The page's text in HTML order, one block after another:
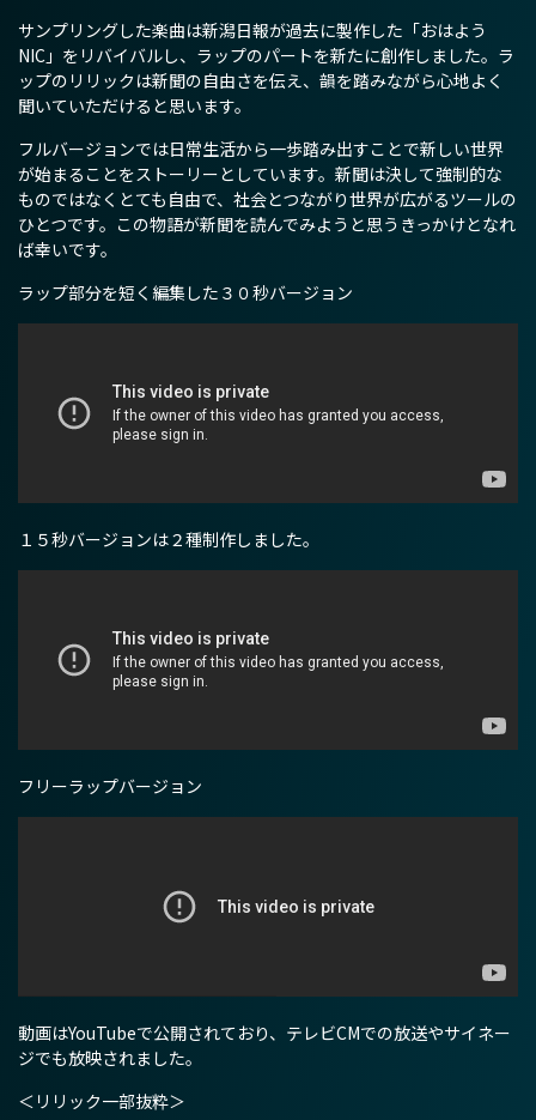
サンプリングした楽曲は新潟日報が過去に製作した「おはよう
NIC」をリバイバルし、ラップのパートを新たに創作しました。ラ
ップのリリックは新聞の自由さを伝え、韻を踏みながら心地よく
聞いていただけると思います。
フルバージョンでは日常生活から一歩踏み出すことで新しい世界
が始まることをストーリーとしています。新聞は決して強制的な
ものではなくとても自由で、社会とつながり世界が広がるツールの
ひとつです。この物語が新聞を読んでみようと思うきっかけとなれ
ば幸いです。
ラップ部分を短く編集した３０秒バージョン
１５秒バージョンは２種制作しました。
フリーラップバージョン
動画はYouTubeで公開されており、テレビCMでの放送やサイネー
ジでも放映されました。
＜リリック一部抜粋＞